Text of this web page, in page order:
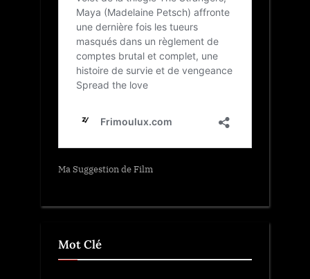
Ma Suggestion de Film
Mot Clé